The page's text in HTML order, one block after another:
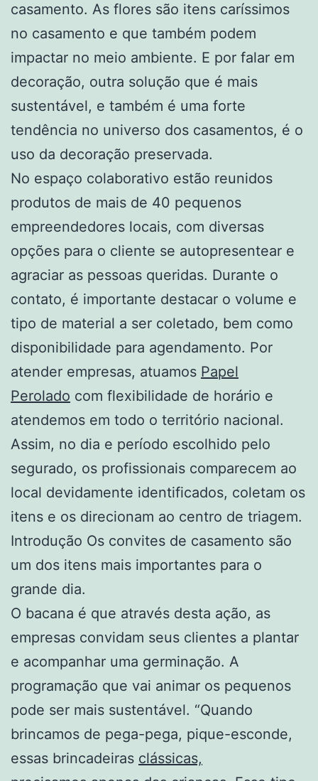
casamento. As flores são itens caríssimos
no casamento e que também podem
impactar no meio ambiente. E por falar em
decoração, outra solução que é mais
sustentável, e também é uma forte
tendência no universo dos casamentos, é o
uso da decoração preservada.
No espaço colaborativo estão reunidos
produtos de mais de 40 pequenos
empreendedores locais, com diversas
opções para o cliente se autopresentear e
agraciar as pessoas queridas. Durante o
contato, é importante destacar o volume e
tipo de material a ser coletado, bem como
disponibilidade para agendamento. Por
atender empresas, atuamos Papel
Perolado com flexibilidade de horário e
atendemos em todo o território nacional.
Assim, no dia e período escolhido pelo
segurado, os profissionais comparecem ao
local devidamente identificados, coletam os
itens e os direcionam ao centro de triagem.
Introdução Os convites de casamento são
um dos itens mais importantes para o
grande dia.
O bacana é que através desta ação, as
empresas convidam seus clientes a plantar
e acompanhar uma germinação. A
programação que vai animar os pequenos
pode ser mais sustentável. “Quando
brincamos de pega-pega, pique-esconde,
essas brincadeiras clássicas,